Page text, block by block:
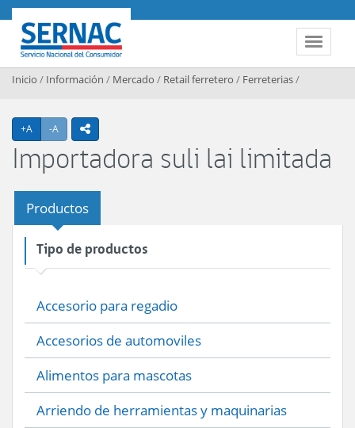
Contenido principal
Toggle
SERNAC
Inicio / Información / Mercado / Retail ferretero / Ferreterias/
+A Agrandar texto
-A Achicar textoicono compartir
Importadora suli lai limitada
Productos
Tipo de productos
Accesorio para regadio
Accesorios de automoviles
Alimentos para mascotas
Arriendo de herramientas y maquinarias